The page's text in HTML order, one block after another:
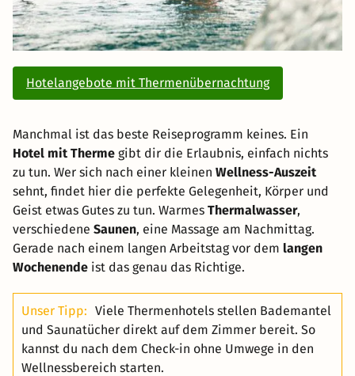
Hotelangebote mit Thermenübernachtung
Manchmal ist das beste Reiseprogramm keines. Ein
Hotel mit Therme gibt dir die Erlaubnis, einfach nichts
zu tun. Wer sich nach einer kleinen Wellness-Auszeit
sehnt, findet hier die perfekte Gelegenheit, Körper und
Geist etwas Gutes zu tun. Warmes Thermalwasser,
verschiedene Saunen, eine Massage am Nachmittag.
Gerade nach einem langen Arbeitstag vor dem langen
Wochenende ist das genau das Richtige.
Unser Tipp: Viele Thermenhotels stellen Bademantel
und Saunatücher direkt auf dem Zimmer bereit. So
kannst du nach dem Check-in ohne Umwege in den
Wellnessbereich starten.